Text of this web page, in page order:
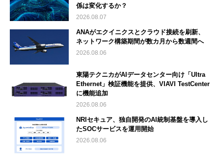
係は変化するか？
2026.08.07
ANAがエクイニクスとクラウド接続を刷新、
ネットワーク構築期間が数カ月から数週間へ
2026.08.06
東陽テクニカがAIデータセンター向け「Ultra
Ethernet」検証機能を提供、VIAVI TestCenter
に機能追加
2026.08.06
NRIセキュア、独自開発のAI統制基盤を導入し
たSOCサービスを運用開始
2026.08.06